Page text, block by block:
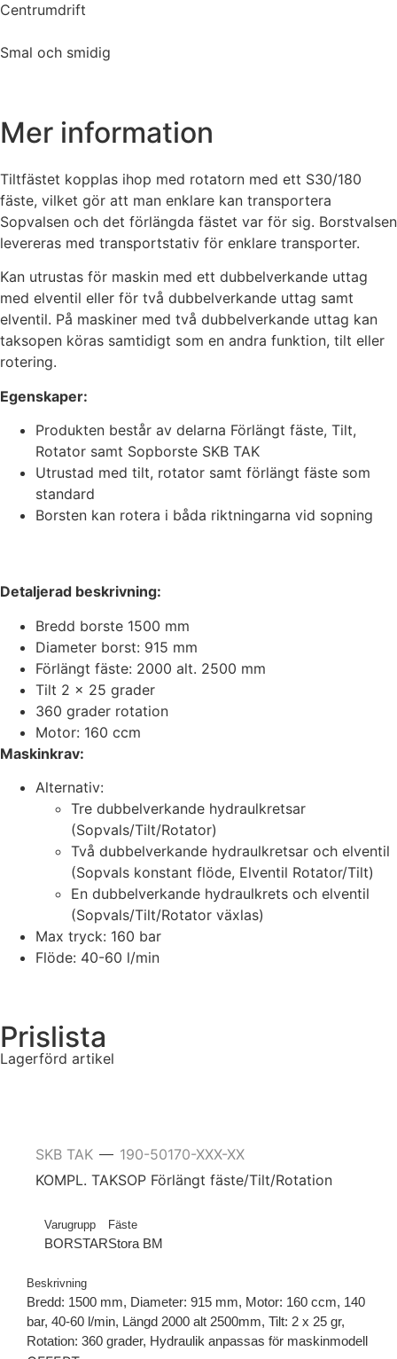
Centrumdrift
Smal och smidig
Mer information
Tiltfästet kopplas ihop med rotatorn med ett S30/180
fäste, vilket gör att man enklare kan transportera
Sopvalsen och det förlängda fästet var för sig. Borstvalsen
levereras med transportstativ för enklare transporter.
Kan utrustas för maskin med ett dubbelverkande uttag
med elventil eller för två dubbelverkande uttag samt
elventil. På maskiner med två dubbelverkande uttag kan
taksopen köras samtidigt som en andra funktion, tilt eller
rotering.
Egenskaper:
Produkten består av delarna Förlängt fäste, Tilt,
Rotator samt Sopborste SKB TAK
Utrustad med tilt, rotator samt förlängt fäste som
standard
Borsten kan rotera i båda riktningarna vid sopning
Detaljerad beskrivning:
Bredd borste 1500 mm
Diameter borst: 915 mm
Förlängt fäste: 2000 alt. 2500 mm
Tilt 2 x 25 grader
360 grader rotation
Motor: 160 ccm
Maskinkrav:
Alternativ:
Tre dubbelverkande hydraulkretsar
(Sopvals/Tilt/Rotator)
Två dubbelverkande hydraulkretsar och elventil
(Sopvals konstant flöde, Elventil Rotator/Tilt)
En dubbelverkande hydraulkrets och elventil
(Sopvals/Tilt/Rotator växlas)
Max tryck: 160 bar
Flöde: 40-60 l/min
Prislista
Lagerförd artikel
SKB TAK — 190-50170-XXX-XX
KOMPL. TAKSOP Förlängt fäste/Tilt/Rotation
Varugrupp
BORSTAR
Fäste
Stora BM
Beskrivning
Bredd: 1500 mm, Diameter: 915 mm, Motor: 160 ccm, 140
bar, 40-60 l/min, Längd 2000 alt 2500mm, Tilt: 2 x 25 gr,
Rotation: 360 grader, Hydraulik anpassas för maskinmodell